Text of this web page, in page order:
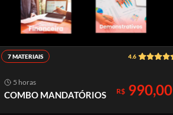
7 MATERIAIS 4.6
5 horas
COMBO MANDATÓRIOS R$990,00